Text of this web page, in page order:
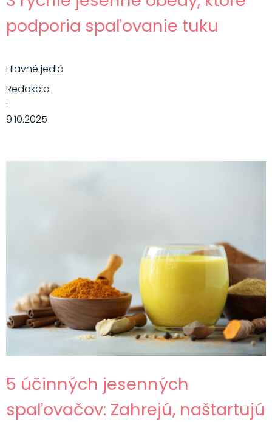
podporia spaľovanie tuku
Hlavné jedlá
Redakcia
·
9.10.2025
5 účinných jesenných
spaľovačov: Zahrejú, naštartujú